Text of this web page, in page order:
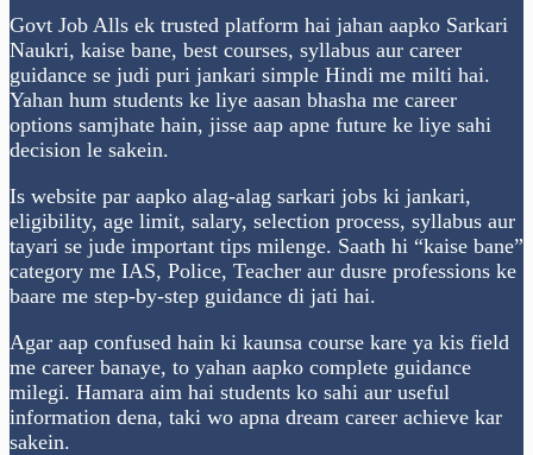
Govt Job Alls ek trusted platform hai jahan aapko Sarkari
Naukri, kaise bane, best courses, syllabus aur career
guidance se judi puri jankari simple Hindi me milti hai.
Yahan hum students ke liye aasan bhasha me career
options samjhate hain, jisse aap apne future ke liye sahi
decision le sakein.
Is website par aapko alag-alag sarkari jobs ki jankari,
eligibility, age limit, salary, selection process, syllabus aur
tayari se jude important tips milenge. Saath hi “kaise bane”
category me IAS, Police, Teacher aur dusre professions ke
baare me step-by-step guidance di jati hai.
Agar aap confused hain ki kaunsa course kare ya kis field
me career banaye, to yahan aapko complete guidance
milegi. Hamara aim hai students ko sahi aur useful
information dena, taki wo apna dream career achieve kar
sakein.